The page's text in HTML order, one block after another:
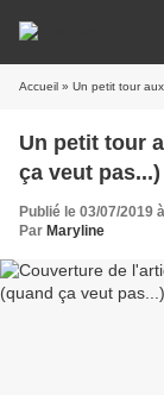
Accueil » Un petit tour
Un petit tour
ça veut pas...)
Publié le 03/07/2019
Par Maryline